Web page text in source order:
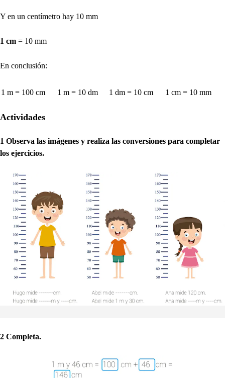
Y en un centímetro hay 10 mm
1 cm = 10 mm
En conclusión:
1 m = 100 cm 1 m = 10 dm 1 dm = 10 cm 1 cm = 10 mm
Actividades
1 Observa las imágenes y realiza las conversiones para completar
los ejercicios.
2 Completa.